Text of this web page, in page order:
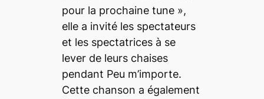
pour la prochaine tune »,
elle a invité les spectateurs
et les spectatrices à se
lever de leurs chaises
pendant Peu m’importe.
Cette chanson a également